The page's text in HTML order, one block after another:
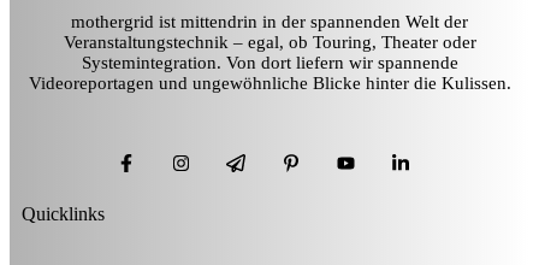
mothergrid ist mittendrin in der spannenden Welt der
Veranstaltungstechnik – egal, ob Touring, Theater oder
Systemintegration. Von dort liefern wir spannende
Videoreportagen und ungewöhnliche Blicke hinter die Kulissen.
Quicklinks